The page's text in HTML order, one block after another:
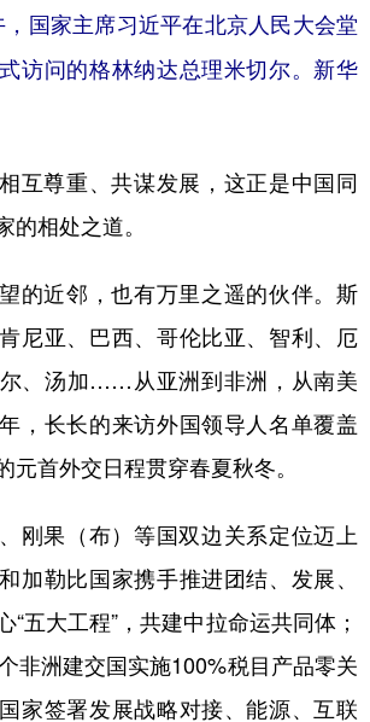
国家主席习近平在北京人民大会堂
访问的格林纳达总理米切尔。新华
尊重、共谋发展，这正是中国同
的相处之道。
近邻，也有万里之遥的伙伴。斯
尼亚、巴西、哥伦比亚、智利、厄
尔、汤加……从亚洲到非洲，从南美
，长长的来访外国领导人名单覆盖
元首外交日程贯穿春夏秋冬。
果（布）等国双边关系定位迈上
加勒比国家携手推进团结、发展、
“五大工程”，共建中拉命运共同体；
非洲建交国实施100%税目产品零关
家签署发展战略对接、能源、互联